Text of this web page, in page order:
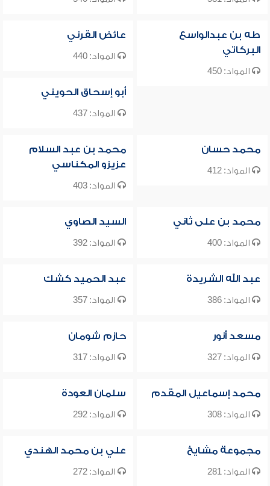
طه بن عبدالواسع
البركاتي
المواد: 450
عائض القرني
المواد: 440
أبو إسحاق الحويني
المواد: 437
محمد حسان
المواد: 412
محمد بن عبد السلام
عزيزو المكناسي
المواد: 403
محمد بن على ثاني
المواد: 400
السيد الصاوي
المواد: 392
عبد الله الشريدة
المواد: 386
عبد الحميد كشك
المواد: 357
مسعد أنور
المواد: 327
حازم شومان
المواد: 317
محمد إسماعيل المقدم
المواد: 308
سلمان العودة
المواد: 292
مجموعة مشايخ
المواد: 281
علي بن محمد الهندي
المواد: 272